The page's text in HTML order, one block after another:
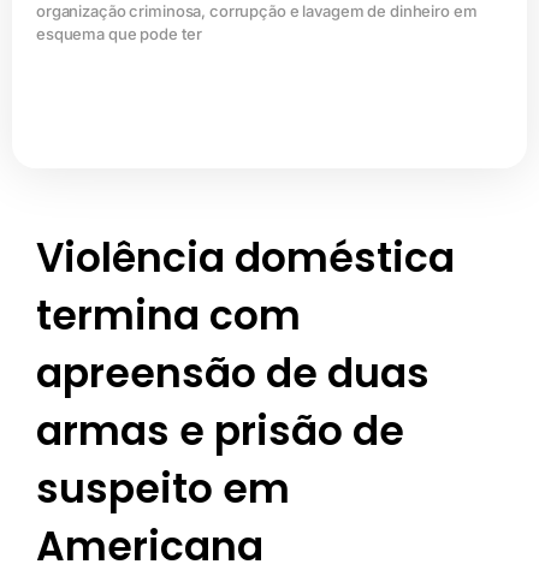
organização criminosa, corrupção e lavagem de dinheiro em
esquema que pode ter
Violência doméstica
termina com
apreensão de duas
armas e prisão de
suspeito em
Americana